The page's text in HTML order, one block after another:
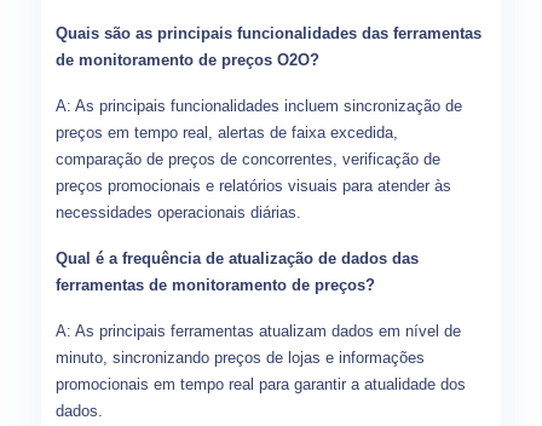
Quais são as principais funcionalidades das ferramentas
de monitoramento de preços O2O?
A: As principais funcionalidades incluem sincronização de
preços em tempo real, alertas de faixa excedida,
comparação de preços de concorrentes, verificação de
preços promocionais e relatórios visuais para atender às
necessidades operacionais diárias.
Qual é a frequência de atualização de dados das
ferramentas de monitoramento de preços?
A: As principais ferramentas atualizam dados em nível de
minuto, sincronizando preços de lojas e informações
promocionais em tempo real para garantir a atualidade dos
dados.